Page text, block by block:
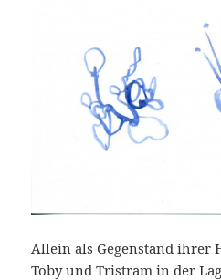
Allein als Gegenstand ihrer
Toby und Tristram in der